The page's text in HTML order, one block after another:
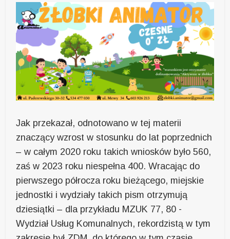
Jak przekazał, odnotowano w tej materii
znaczący wzrost w stosunku do lat poprzednich
– w całym 2020 roku takich wniosków było 560,
zaś w 2023 roku niespełna 400. Wracając do
pierwszego półrocza roku bieżącego, miejskie
jednostki i wydziały takich pism otrzymują
dziesiątki – dla przykładu MZUK 77, 80 -
Wydział Usług Komunalnych, rekordzistą w tym